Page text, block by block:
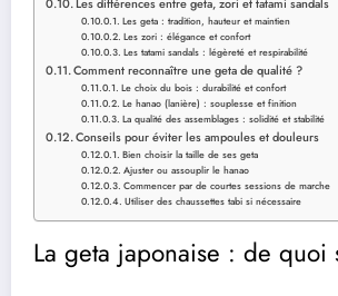
Les geta : tradition, hauteur et maintien
Les zori : élégance et confort
Les tatami sandals : légèreté et respirabilité
Comment reconnaître une geta de qualité ?
Le choix du bois : durabilité et confort
Le hanao (lanière) : souplesse et finition
La qualité des assemblages : solidité et stabilité
Conseils pour éviter les ampoules et douleurs
Bien choisir la taille de ses geta
Ajuster ou assouplir le hanao
Commencer par de courtes sessions de marche
Utiliser des chaussettes tabi si nécessaire
La geta japonaise : de quoi